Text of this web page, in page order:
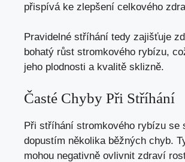
přispívá ke zlepšení celkového
Pravidelné stříhání tedy zajišťuje
bohatý růst stromkového rybízu,
jeho plodnosti a kvalitě sklizně.
Časté Chyby Při Stříhání
Při stříhání stromkového rybízu se
dopustím několika běžných chyb.
mohou negativně ovlivnit zdraví